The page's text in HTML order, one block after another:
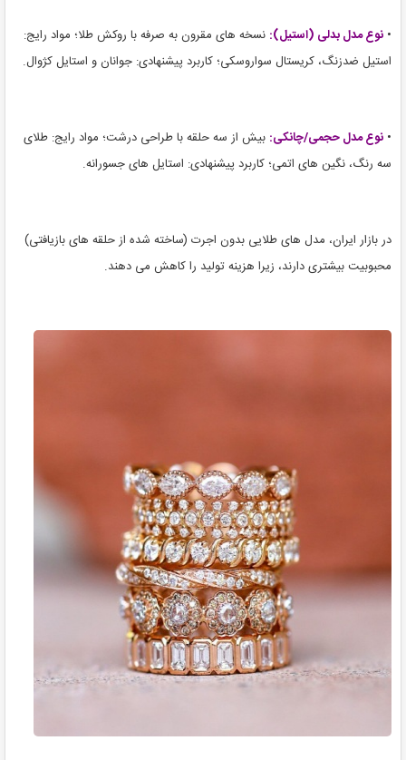
• نوع مدل بدلی (استیل): نسخه های مقرون به صرفه با روکش طلا؛ مواد رایج:
استیل ضدزنگ، کریستال سواروسکی؛ کاربرد پیشنهادی: جوانان و استایل کژوال.
• نوع مدل حجمی/چانکی: بیش از سه حلقه با طراحی درشت؛ مواد رایج: طلای
سه رنگ، نگین های اتمی؛ کاربرد پیشنهادی: استایل های جسورانه.
در بازار ایران، مدل های طلایی بدون اجرت (ساخته شده از حلقه های بازیافتی)
محبوبیت بیشتری دارند، زیرا هزینه تولید را کاهش می دهند.